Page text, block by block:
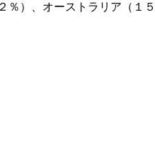
）、オーストラリア（１